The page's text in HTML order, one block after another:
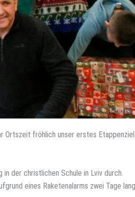
Ortszeit fröhlich unser erstes
der christlichen Schule in Lviv durch.
eines Raketenalarms zwei Tage